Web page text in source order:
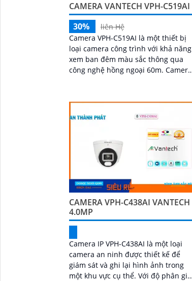
CAMERA VANTECH VPH-C519AI
30%
liên Hệ
Camera VPH-C519AI là một thiết bị
loại camera công trình với khả năng
xem ban đêm màu sắc thông qua
công nghệ hồng ngoại 60m. Camera
CAMERA VPH-C438AI VANTECH
4.0MP
Camera IP VPH-C438AI là một loại
camera an ninh được thiết kế để
giám sát và ghi lại hình ảnh trong
một khu vực cụ thể. Với độ phân giải